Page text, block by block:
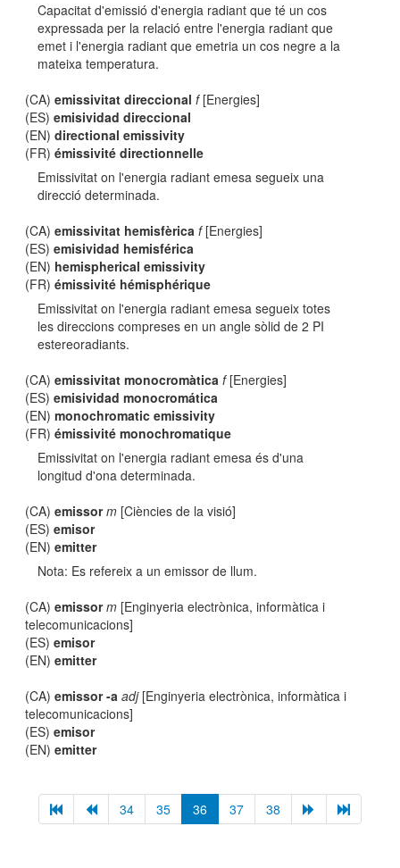
Capacitat d'emissió d'energia radiant que té un cos
expressada per la relació entre l'energia radiant que
emet i l'energia radiant que emetria un cos negre a la
mateixa temperatura.
(CA)emissivitat direccional f[Energies]
(ES)emisividad direccional
(EN)directional emissivity
(FR)émissivité directionnelle
Emissivitat on l'energia radiant emesa segueix una
direcció determinada.
(CA)emissivitat hemisfèrica f[Energies]
(ES)emisividad hemisférica
(EN) hemispherical emissivity
(FR)émissivité hémisphérique
Emissivitat on l'energia radiant emesa segueix totes
les direccions compreses en un angle sòlid de 2 PI
estereoradiants.
(CA)emissivitat monocromàtica f[Energies]
(ES)emisividad monocromática
(EN)monochromatic emissivity
(FR)émissivité monochromatique
Emissivitat on l'energia radiant emesa és d'una
longitud d'ona determinada.
(CA)emissor m [Ciències de la visió]
(ES)emisor
(EN)emitter
Nota: Es refereix a un emissor de llum.
(CA)emissor m [Enginyeria electrònica, informàtica i
telecomunicacions]
(ES)emisor
(EN)emitter
(CA)emissor -a adj[Enginyeria electrònica, informàtica i
telecomunicacions]
(ES)emisor
(EN)emitter
34 35 36 37 38